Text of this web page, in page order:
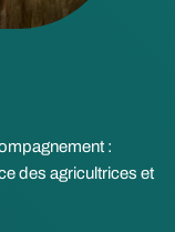
:
des agricultrices et